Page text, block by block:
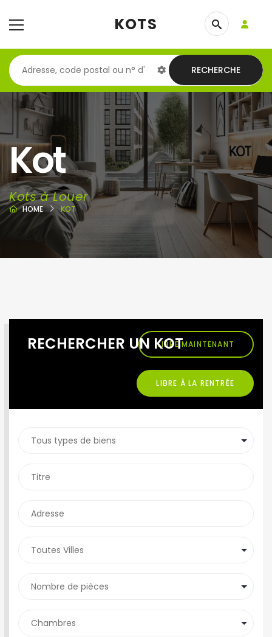
KOTS
RECHERCHE
Kot
Kots à Louer
HOME KOT
RECHERCHER UN KOTLIBRE MAINTENANT
LIBRE À LA RENTRÉE